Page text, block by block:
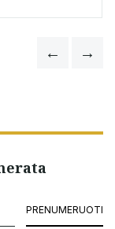
PRENUMERUOTI